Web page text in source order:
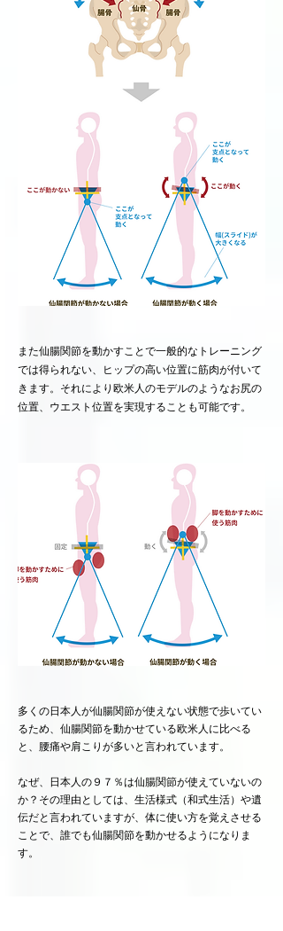
また仙腸関節を動かすことで一般的なトレーニング
では得られない、ヒップの高い位置に筋肉が付いて
きます。それにより欧米人のモデルのようなお尻の
位置、ウエスト位置を実現することも可能です。
多くの日本人が仙腸関節が使えない状態で歩いてい
るため、仙腸関節を動かせている欧米人に比べる
と、腰痛や肩こりが多いと言われています。
なぜ、日本人の９７％は仙腸関節が使えていないの
か？その理由としては、生活様式（和式生活）や遺
伝だと言われていますが、体に使い方を覚えさせる
ことで、誰でも仙腸関節を動かせるようになりま
す。